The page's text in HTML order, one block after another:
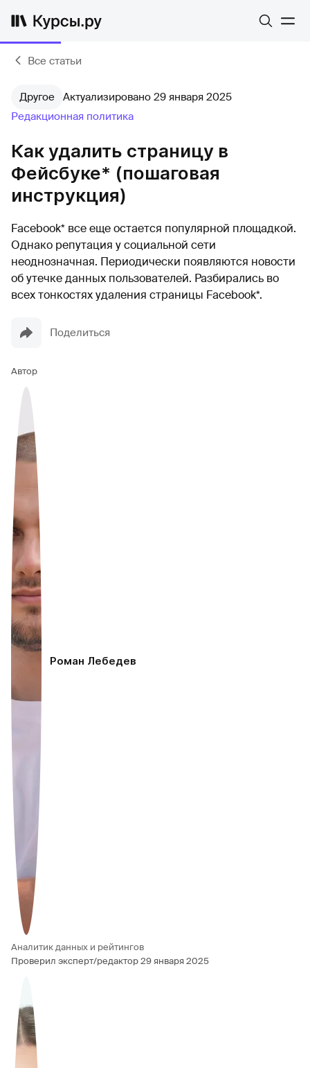
Все статьи
Другое Актуализировано 29 января 2025
Редакционная политика
Как удалить страницу в
Фейсбуке* (пошаговая
инструкция)
Facebook* все еще остается популярной площадкой.
Однако репутация у социальной сети
неоднозначная. Периодически появляются новости
об утечке данных пользователей. Разбирались во
всех тонкостях удаления страницы Facebook*.
Поделиться
Автор
Роман Лебедев
Аналитик данных и рейтингов
Проверил эксперт/редактор29 января 2025